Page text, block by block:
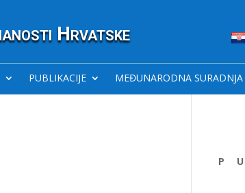
Hrvatske
PUBLIKACIJE MEĐUNARODNA SURADNJA
P U